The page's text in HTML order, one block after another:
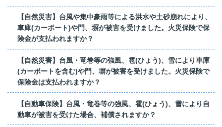
【自然災害】台風や集中豪雨等による洪水や土砂崩れにより、
車庫(カーポート)や門、塀が被害を受けました。火災保険で保
険金が支払われますか？
【自然災害】台風・竜巻等の強風、雹(ひょう)、雪により車庫
(カーポートを含む)や門、塀が被害を受けました。火災保険で
保険金は支払われますか？
【自動車保険】台風・竜巻等の強風、雹(ひょう)、雪により自
動車が被害を受けた場合、補償されますか？